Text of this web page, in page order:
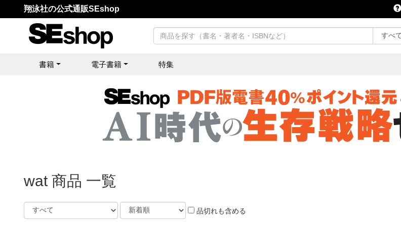
翔泳社の公式通販SEshop
書籍 電子書籍 特集
wat 商品 一覧
品切れも含める